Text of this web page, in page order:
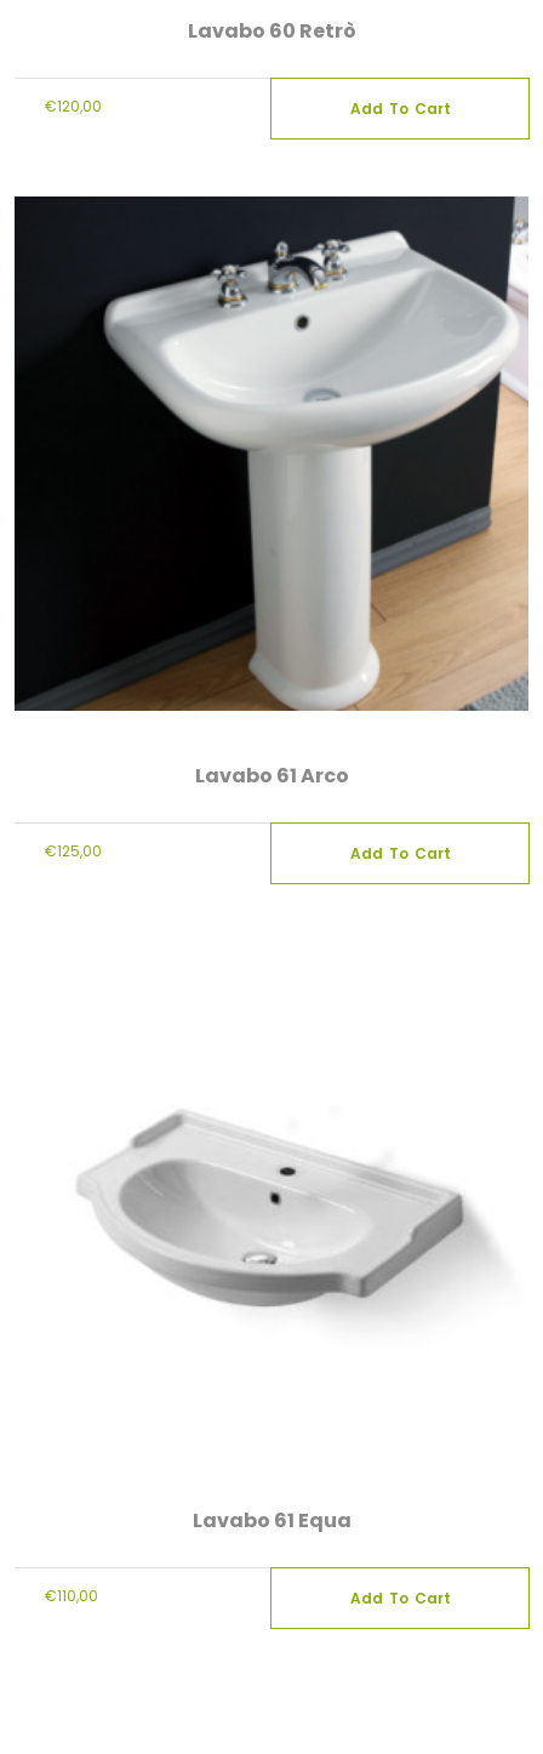
Lavabo 60 Retrò
€120,00 Add To Cart
Lavabo 61 Arco
€125,00 Add To Cart
Lavabo 61 Equa
€110,00 Add To Cart